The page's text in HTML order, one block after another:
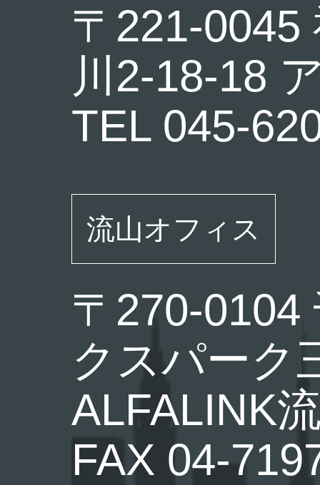
〒221-0045
川2-18-18
TEL 045-
流山オフィス
〒270-
クスパー
ALFALINK
FAX 04-